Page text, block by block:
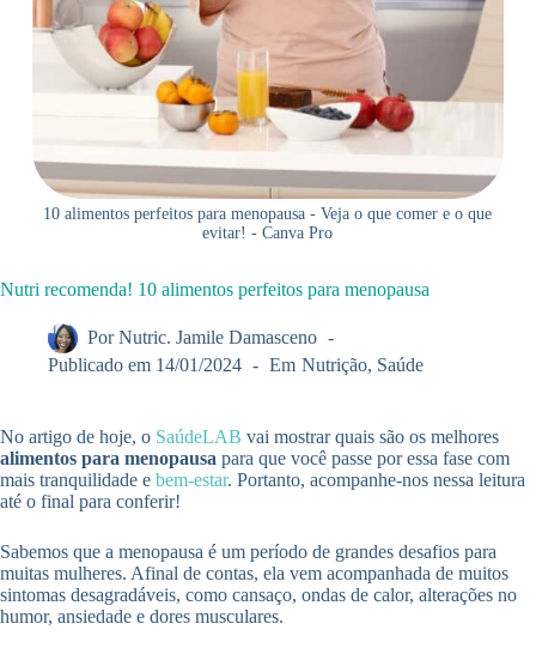
10 alimentos perfeitos para menopausa - Veja o que comer e o que
evitar! - Canva Pro
Nutri recomenda! 10 alimentos perfeitos para menopausa
Por Nutric. Jamile Damasceno
Publicado em 14/01/2024 Em Nutrição, Saúde
No artigo de hoje, o SaúdeLAB vai mostrar quais são os melhores
alimentos para menopausa para que você passe por essa fase com
mais tranquilidade e bem-estar. Portanto, acompanhe-nos nessa leitura
até o final para conferir!
Sabemos que a menopausa é um período de grandes desafios para
muitas mulheres. Afinal de contas, ela vem acompanhada de muitos
sintomas desagradáveis, como cansaço, ondas de calor, alterações no
humor, ansiedade e dores musculares.